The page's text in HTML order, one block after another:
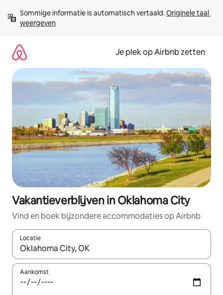
direct
naar
Sommige informatie is automatisch vertaald. Originele taal
weergeven
Je plek op Airbnb zetten
Vakantieverblijven in Oklahoma City
Vind en boek bijzondere accommodaties op Airbnb
Locatie
Wanneer er resultaten beschikbaar zijn, maak je een keuze
Aankomst